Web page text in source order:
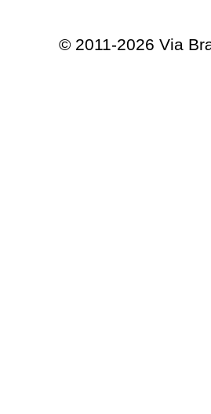
© 2011-2026 Via